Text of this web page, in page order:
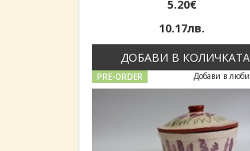
5.20€
10.17лв.
ДОБАВИ В КОЛИЧКАТА
PRE-ORDER Добави в